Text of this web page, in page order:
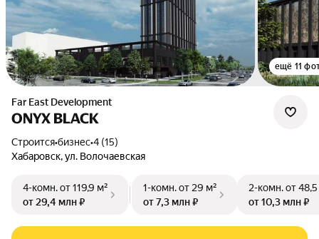
ещё 11
Far East Development
ONYX BLACK
Строится•бизнес•4 (15)
Хабаровск, ул. Волочаевская
4-комн.от 119,9 м²
от 29,4 млн ₽
1-комн.от 29 м²
от 7,3 млн ₽
2-комн.от
от 10,3 млн ₽